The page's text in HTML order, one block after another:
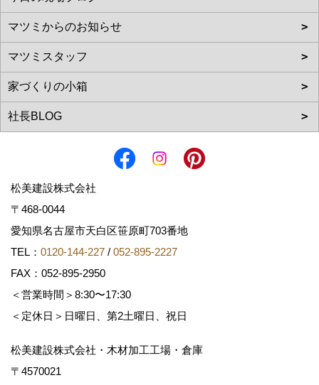
松美建設株式会社
〒468-0044
愛知県名古屋市天白区笹原町703番地
TEL： 0120-144-227 / 052-895-2227
FAX：052-895-2950
＜営業時間＞8:30〜17:30
＜定休日＞日曜日、第2土曜日、祝日
松美建設株式会社・木材加工工場・倉庫
〒4570021